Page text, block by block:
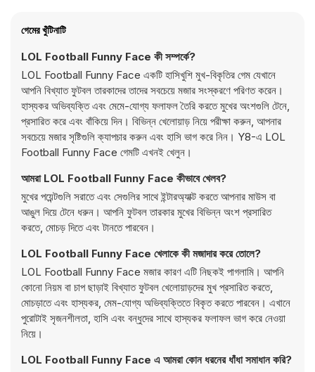
গেমের খুঁটিনাটি
LOL Football Funny Face কী সম্পর্কে?
LOL Football Funny Face একটি হাসিখুশি মুখ-বিকৃতির গেম যেখানে
আপনি বিখ্যাত ফুটবল তারকাদের তাদের সবচেয়ে মজার সংস্করণে পরিণত করেন।
হাস্যকর অভিব্যক্তি এবং মেমে-যোগ্য ফলাফল তৈরি করতে মুখের অংশগুলি টেনে,
প্রসারিত করে এবং বাঁকিয়ে দিন। বিভিন্ন খেলোয়াড় নিয়ে পরীক্ষা করুন, আপনার
সবচেয়ে মজার সৃষ্টিগুলি ক্যাপচার করুন এবং হাসি ভাগ করে নিন। Y8-এ LOL
Football Funny Face গেমটি এখনই খেলুন।
আমরা LOL Football Funny Face কীভাবে খেলব?
মুখের পয়েন্টগুলি সরাতে এবং সেগুলির সাথে ইন্টারঅ্যাক্ট করতে আপনার মাউস বা
আঙুল দিয়ে টেনে ধরুন। আপনি ফুটবল তারকার মুখের বিভিন্ন অংশ প্রসারিত
করতে, মোচড় দিতে এবং টানতে পারবেন।
LOL Football Funny Face খেলাকে কী মজাদার করে তোলে?
LOL Football Funny Face মজার কারণ এটি নিছকই পাগলামি। আপনি
কোনো নিয়ম বা চাপ ছাড়াই বিখ্যাত ফুটবল খেলোয়াড়দের মুখ প্রসারিত করতে,
মোচড়াতে এবং হাস্যকর, মেম-যোগ্য অভিব্যক্তিতে বিকৃত করতে পারবেন। এখানে
পুরোটাই সৃজনশীলতা, হাসি এবং বন্ধুদের সাথে হাস্যকর ফলাফল ভাগ করে নেওয়া
নিয়ে।
LOL Football Funny Face এ আমরা কোন ধরনের ধাঁধা সমাধান করি?